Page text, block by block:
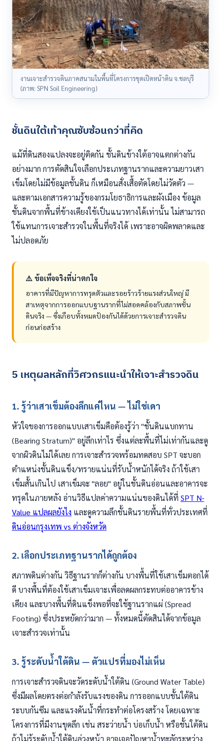
งานเจาะสำรวจดินภาคสนามในพื้นที่โครงการขุดเปิดหน้าดิน จ.ชลบุรี
(ภาพ: SPN Soil Engineering)
ชั้นดินใต้เท้าคุณซับซ้อนกว่าที่คิด
แม้ที่ดินสองแปลงจะอยู่ติดกัน ชั้นดินข้างใต้อาจแตกต่างกัน
อย่างมาก การตัดสินใจเลือกประเภทฐานรากและความยาวเสา
เข็มโดยไม่มีข้อมูลชั้นดิน ก็เหมือนสั่งเสื้อตัดโดยไม่วัดตัว —
และตามเอกสารความรู้ของกรมโยธาธิการและผังเมือง ข้อมูล
ชั้นดินจากพื้นที่ข้างเคียงใช้เป็นแนวทางได้เท่านั้น ไม่สามารถ
ใช้แทนการเจาะสำรวจในพื้นที่จริงได้ เพราะอาจผิดพลาดและ
ไม่ปลอดภัย
⚠️ ข้อเท็จจริงที่น่าตกใจ
อาคารที่มีปัญหาการทรุดตัวและรอยร้าวร้ายแรงส่วนใหญ่ มี
สาเหตุจากการออกแบบฐานรากที่ไม่สอดคล้องกับสภาพชั้น
ดินจริง — ซึ่งเกือบทั้งหมดป้องกันได้ด้วยการเจาะสำรวจดิน
ก่อนก่อสร้าง
5 เหตุผลหลักที่วิศวกรแนะนำให้เจาะสำรวจดิน
1. รู้ว่าเสาเข็มต้องลึกแค่ไหน — ไม่ใช่เดา
หัวใจของการออกแบบเสาเข็มคือต้องรู้ว่า "ชั้นดินแบกทาน
(Bearing Stratum)" อยู่ลึกเท่าไร ซึ่งแต่ละพื้นที่ไม่เท่ากันและดู
จากผิวดินไม่ได้เลย การเจาะสำรวจพร้อมทดสอบ SPT จะบอก
ตำแหน่งชั้นดินแข็ง/ทรายแน่นที่รับน้ำหนักได้จริง ถ้าใช้เสา
เข็มสั้นเกินไป เสาเข็มจะ "ลอย" อยู่ในชั้นดินอ่อนและอาคารจะ
ทรุดในภายหลัง อ่านวิธีแปลค่าความแน่นของดินได้ที่ SPT N-
Value แปลผลยังไง และดูความลึกชั้นดินรายพื้นที่ทั่วประเทศที่
ดินอ่อนกรุงเทพ vs ต่างจังหวัด
2. เลือกประเภทฐานรากได้ถูกต้อง
สภาพดินต่างกัน วิธีฐานรากก็ต่างกัน บางพื้นที่ใช้เสาเข็มตอกได้
ดี บางพื้นที่ต้องใช้เสาเข็มเจาะเพื่อลดผลกระทบต่ออาคารข้าง
เคียง และบางพื้นที่ดินแข็งพอที่จะใช้ฐานรากแผ่ (Spread
Footing) ซึ่งประหยัดกว่ามาก — ทั้งหมดนี้ตัดสินได้จากข้อมูล
เจาะสำรวจเท่านั้น
3. รู้ระดับน้ำใต้ดิน — ตัวแปรที่มองไม่เห็น
การเจาะสำรวจดินจะวัดระดับน้ำใต้ดิน (Ground Water Table)
ซึ่งมีผลโดยตรงต่อกำลังรับแรงของดิน การออกแบบชั้นใต้ดิน
ระบบกันซึม และแรงดันน้ำที่กระทำต่อโครงสร้าง โดยเฉพาะ
โครงการที่มีงานขุดลึก เช่น สระว่ายน้ำ บ่อเก็บน้ำ หรือชั้นใต้ดิน
ถ้าไม่รู้ระดับน้ำใต้ดินล่วงหน้า อาจเจอปัญหาน้ำทะลักระหว่าง